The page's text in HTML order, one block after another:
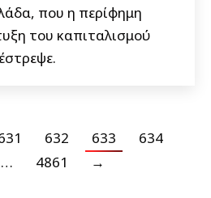
που η περίφημη
του καπιταλισμού
632 633
634
… 4861 →